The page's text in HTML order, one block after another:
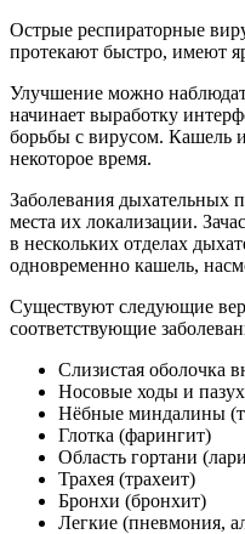
Острые респираторные
протекают быстро, имеют
Улучшение можно
начинает выработку
борьбы с вирусом. Кашель
некоторое время.
Заболевания дыхательных
места их локализации.
в нескольких отделах
одновременно кашель,
Существуют следующие
соответствующие
Слизистая оболочка
Носовые ходы и
Нёбные миндалины
Глотка (фарингит)
Область гортани
Трахея (трахеит)
Бронхи (бронхит)
Легкие (пневмония,